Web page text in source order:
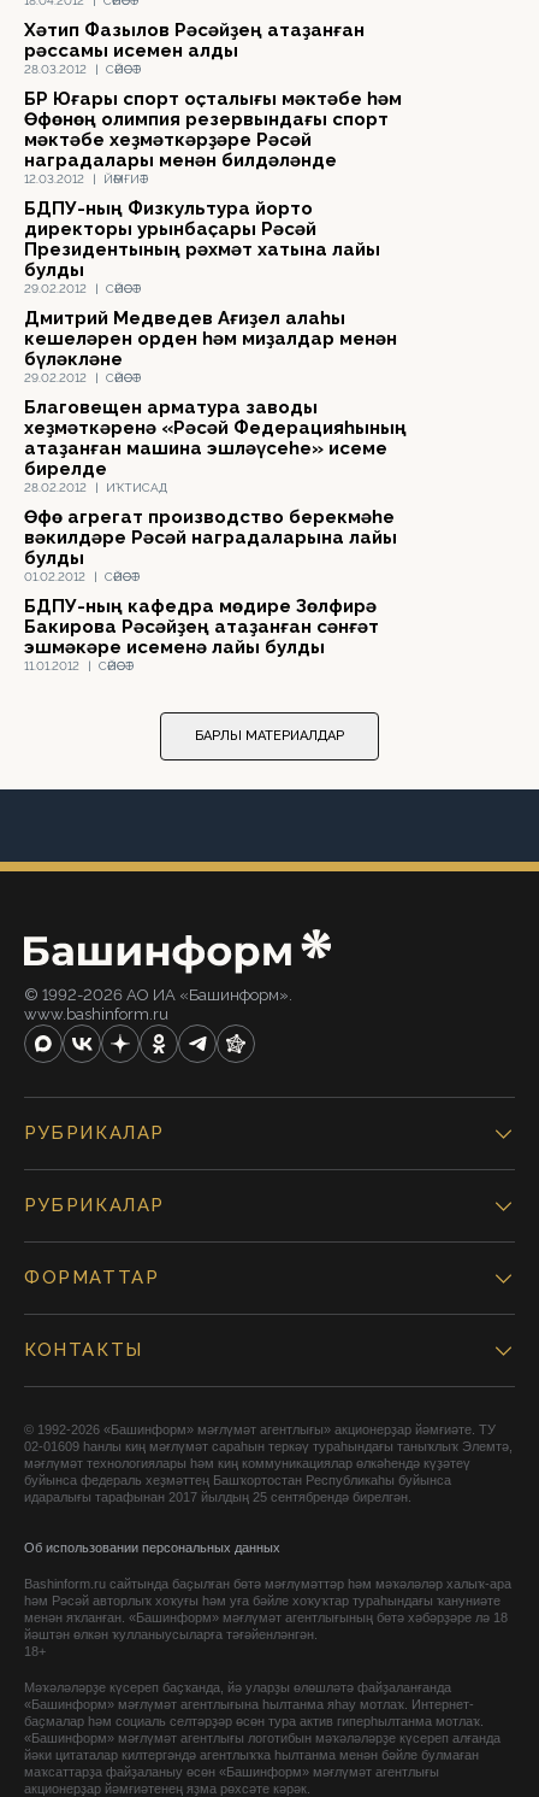
28.03.2012 | СӘЙӘСӘТ
Хәтип Фазылов Рәсәйҙең атҡаҙанған
рәссамы исемен алды
12.03.2012 | ЙӘМҒИӘТ
БР Юғары спорт оҫталығы мәктәбе һәм
Өфөнөң олимпия резервындағы спорт
мәктәбе хеҙмәткәрҙәре Рәсәй
наградалары менән билдәләнде
29.02.2012 | СӘЙӘСӘТ
БДПУ-ның Физкультура йорто
директоры урынбаҫары Рәсәй
Президентының рәхмәт хатына лайыҡ
булды
29.02.2012 | СӘЙӘСӘТ
Дмитрий Медведев Ағиҙел ҡалаһы
кешеләрен орден һәм миҙалдар менән
бүләкләне
28.02.2012 | ИҠТИСАД
Благовещен арматура заводы
хеҙмәткәренә «Рәсәй Федерацияһының
атҡаҙанған машина эшләүсеһе» исеме
бирелде
01.02.2012 | СӘЙӘСӘТ
Өфө агрегат производство берекмәһе
вәкилдәре Рәсәй наградаларына лайыҡ
булды
11.01.2012 | СӘЙӘСӘТ
БДПУ-ның кафедра мөдире Зөлфирә
Бакирова Рәсәйҙең атҡаҙанған сәнғәт
эшмәкәре исеменә лайыҡ булды
БАРЛЫҠ МАТЕРИАЛДАР
© 1992-2026 АО ИА «Башинформ».
www.bashinform.ru
РУБРИКАЛАР
РУБРИКАЛАР
ФОРМАТТАР
КОНТАКТЫ
© 1992-2026 «Башинформ» мәғлүмәт агентлығы» акционерҙар йәмғиәте. ТУ
02-01609 һанлы киң мәғлүмәт сараһын теркәү тураһындағы таныҡлыҡ Элемтә,
мәғлүмәт технологиялары һәм киң коммуникациялар өлкәһендә күҙәтеү
буйынса федераль хеҙмәттең Башҡортостан Республикаһы буйынса
идаралығы тарафынан 2017 йылдың 25 сентябрендә бирелгән.
Об использовании персональных данных
Bashinform.ru сайтында баҫылған бөтә мәғлүмәттәр һәм мәҡәләләр халыҡ-ара
һәм Рәсәй авторлыҡ хоҡуғы һәм уға бәйле хоҡуҡтар тураһындағы ҡануниәте
менән яҡланған. «Башинформ» мәғлүмәт агентлығының бөтә хәбәрҙәре лә 18
йәштән өлкән ҡулланыусыларға тәғәйенләнгән.
18+
Мәҡәләләрҙе күсереп баҫҡанда, йә уларҙы өлөшләтә файҙаланғанда
«Башинформ» мәғлүмәт агентлығына һылтанма яһау мотлаҡ. Интернет-
баҫмалар һәм социаль селтәрҙәр өсөн тура актив гиперһылтанма мотлаҡ.
«Башинформ» мәғлүмәт агентлығы логотибын мәҡәләләрҙе күсереп алғанда
йәки цитаталар килтергәндә агентлыҡҡа һылтанма менән бәйле булмаған
маҡсаттарҙа файҙаланыу өсөн «Башинформ» мәғлүмәт агентлығы
акционерҙар йәмғиәтенең яҙма рөхсәте кәрәк.